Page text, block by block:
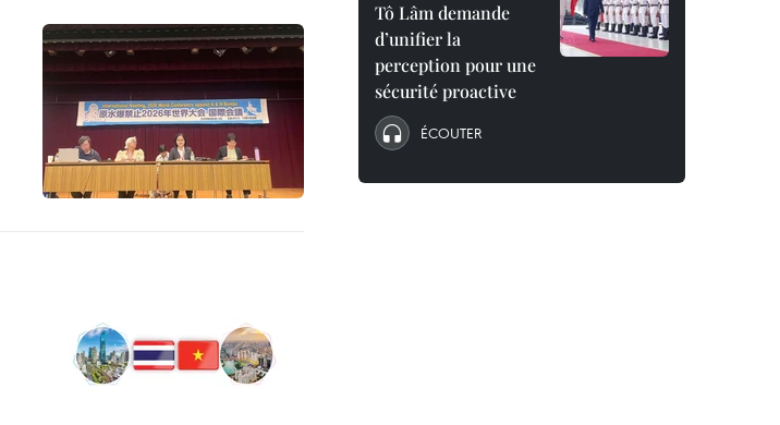
Tô Lâm demande
d’unifier la
perception pour une
sécurité proactive
ÉCOUTER